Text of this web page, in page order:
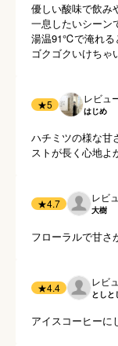
優しい酸味で飲み
一息したいシーン
湯温91℃で淹れる
ゴクゴクいけちゃ
★5 レビュ
はじめ
ハチミツの様な甘
ストが長く心地よ
★4.7 レビ
大樹
フローラルで甘さ
★4.4 レビ
としと
アイスコーヒーに